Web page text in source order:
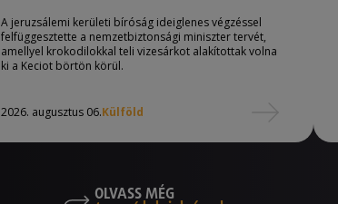
A jeruzsálemi kerületi bíróság ideiglenes végzéssel
felfüggesztette a nemzetbiztonsági miniszter tervét,
amellyel krokodilokkal teli vizesárkot alakítottak volna
ki a Keciot börtön körül.
2026. augusztus 06.Külföld
OLVASS MÉG